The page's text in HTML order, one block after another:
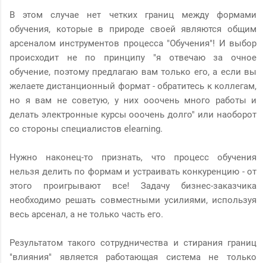
В этом случае нет четких границ между формами
обучения, которые в природе своей являются общим
арсеналом инструментов процесса "Обучения"! И выбор
происходит не по принципу "я отвечаю за очное
обучение, поэтому предлагаю вам только его, а если вы
желаете дистанционный формат - обратитесь к коллегам,
но я вам не советую, у них ооочень много работы и
делать электронные курсы ооочень долго" или наоборот
со стороны специалистов elearning.
Нужно наконец-то признать, что процесс обучения
нельзя делить по формам и устраивать конкуренцию - от
этого проигрывают все! Задачу бизнес-заказчика
необходимо решать совместными усилиями, используя
весь арсенал, а не только часть его.
Результатом такого сотрудничества и стирания границ
"влияния" является работающая система не только